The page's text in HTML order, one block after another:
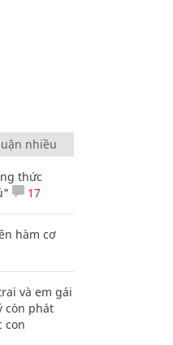
nhiều
thức
17
hàm cơ
và em gái
còn phát
con